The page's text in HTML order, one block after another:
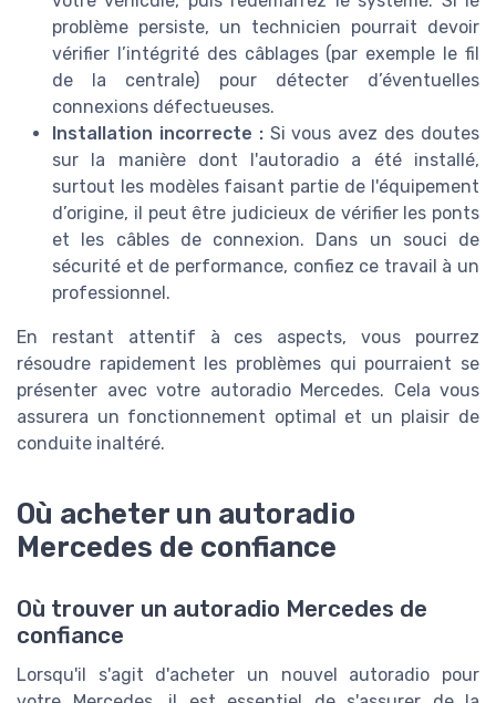
problème persiste, un technicien pourrait devoir
vérifier l’intégrité des câblages (par exemple le fil
de la centrale) pour détecter d’éventuelles
connexions défectueuses.
Installation incorrecte :Si vous avez des doutes
sur la manière dont l'autoradio a été installé,
surtout les modèles faisant partie de l'équipement
d’origine, il peut être judicieux de vérifier les ponts
et les câbles de connexion. Dans un souci de
sécurité et de performance, confiez ce travail à un
professionnel.
En restant attentif à ces aspects, vous pourrez
résoudre rapidement les problèmes qui pourraient se
présenter avec votre autoradio Mercedes. Cela vous
assurera un fonctionnement optimal et un plaisir de
conduite inaltéré.
Où acheter un autoradio
Mercedes de confiance
Où trouver un autoradio Mercedes de
confiance
Lorsqu'il s'agit d'acheter un nouvel autoradio pour